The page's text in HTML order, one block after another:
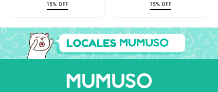
15% OFF 15% OFF